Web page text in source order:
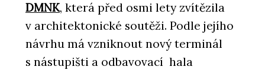
DMNK, která před osmi lety zvítězila
v architektonické soutěži. Podle jejího
návrhu má vzniknout nový terminál
s nástupišti a odbavovací hala